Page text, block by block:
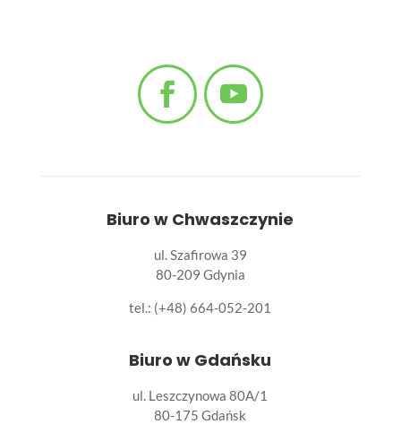
Biuro w Chwaszczynie
ul. Szafirowa 39
80-209 Gdynia
tel.: (+48) 664-052-201
Biuro w Gdańsku
ul. Leszczynowa 80A/1
80-175 Gdańsk